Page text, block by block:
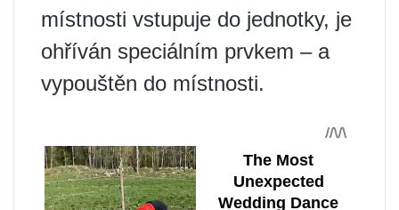
místnosti vstupuje do jednotky, je
ohříván speciálním prvkem – a
vypouštěn do místnosti.